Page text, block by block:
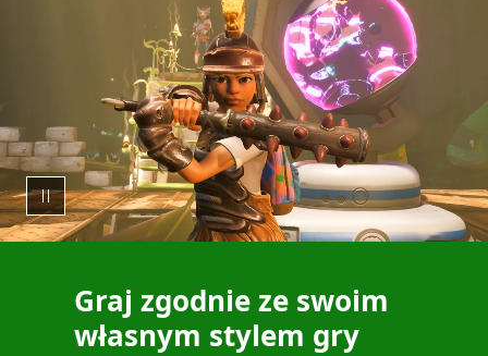
Graj zgodnie ze swoim
własnym stylem gry